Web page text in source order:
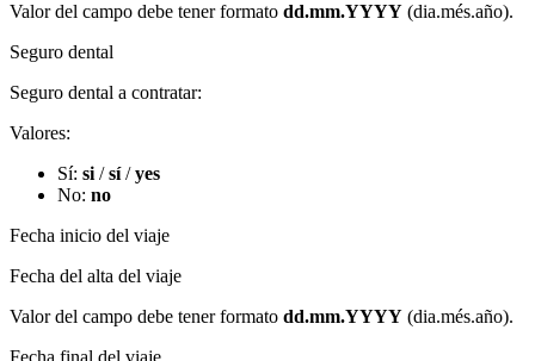
Valor del campo debe tener formato dd.mm.YYYY (dia.més.año)​.
Seguro dental
Seguro dental a contratar:
Valores:
Sí: si /sí/yes
No: no
Fecha inicio del viaje
Fecha del alta del viaje
Valor del campo debe tener formato dd.mm.YYYY (dia.més.año)​.